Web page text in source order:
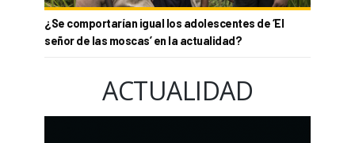
¿Se comportarían igual los adolescentes de ‘El
señor de las moscas’ en la actualidad?
ACTUALIDAD